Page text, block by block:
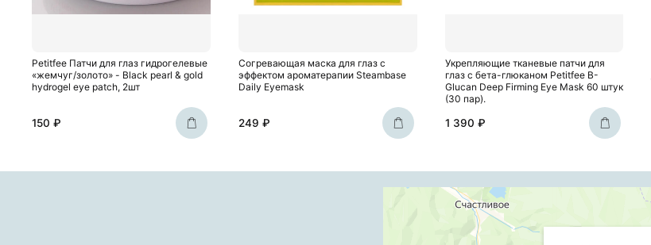
Petitfee Патчи для глаз гидрогелевые
«жемчуг/золото» - Black pearl & gold
hydrogel eye patch, 2шт
150 ₽
Согревающая маска для глаз с
эффектом ароматерапии Steambase
Daily Eyemask
249 ₽
Укрепляющие тканевые патчи для
глаз с бета-глюканом Petitfee B-
Glucan Deep Firming Eye Mask 60 штук
(30 пар).
1 390 ₽